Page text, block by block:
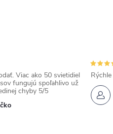
Viac ako 50 svietidiel
fungujú spoľahlivo už
chyby 5/5